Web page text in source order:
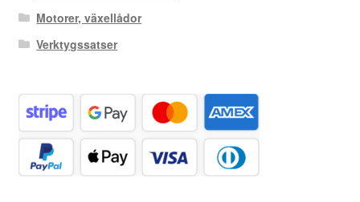
Motorer, växellådor
Verktygssatser